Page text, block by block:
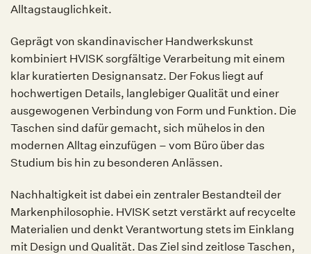
Alltagstauglichkeit.
Geprägt von skandinavischer Handwerkskunst
kombiniert HVISK sorgfältige Verarbeitung mit einem
klar kuratierten Designansatz. Der Fokus liegt auf
hochwertigen Details, langlebiger Qualität und einer
ausgewogenen Verbindung von Form und Funktion. Die
Taschen sind dafür gemacht, sich mühelos in den
modernen Alltag einzufügen – vom Büro über das
Studium bis hin zu besonderen Anlässen.
Nachhaltigkeit ist dabei ein zentraler Bestandteil der
Markenphilosophie. HVISK setzt verstärkt auf recycelte
Materialien und denkt Verantwortung stets im Einklang
mit Design und Qualität. Das Ziel sind zeitlose Taschen,